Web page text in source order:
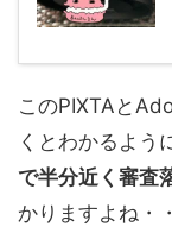
このPIXTAと
くとわかるよう
で半分近く審査
かりますよね・